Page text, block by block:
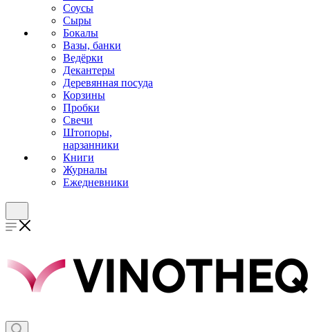
Соусы
Сыры
Бокалы
Вазы, банки
Ведёрки
Декантеры
Деревянная посуда
Корзины
Пробки
Свечи
Штопоры,
нарзанники
Книги
Журналы
Ежедневники